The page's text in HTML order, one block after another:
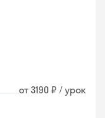
от 3190 ₽ / урок